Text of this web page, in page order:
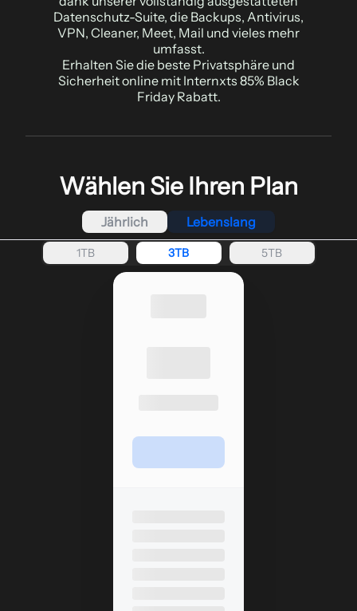
Datenschutz-Suite, die Backups, Antivirus,
VPN, Cleaner, Meet, Mail und vieles mehr
umfasst.
Erhalten Sie die beste Privatsphäre und
Sicherheit online mit Internxts 85% Black
Friday Rabatt.
Wählen Sie Ihren Plan
Jährlich Lebenslang
1TB 3TB 5TB